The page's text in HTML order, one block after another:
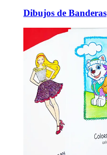
Dibujos de Banderas